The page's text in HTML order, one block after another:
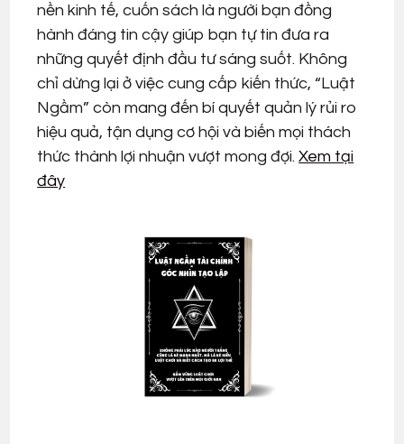
nền kinh tế, cuốn sách là người bạn đồng
hành đáng tin cậy giúp bạn tự tin đưa ra
những quyết định đầu tư sáng suốt. Không
chỉ dừng lại ở việc cung cấp kiến thức, “Luật
Ngầm” còn mang đến bí quyết quản lý rủi ro
hiệu quả, tận dụng cơ hội và biến mọi thách
thức thành lợi nhuận vượt mong đợi.Xem tại
đây